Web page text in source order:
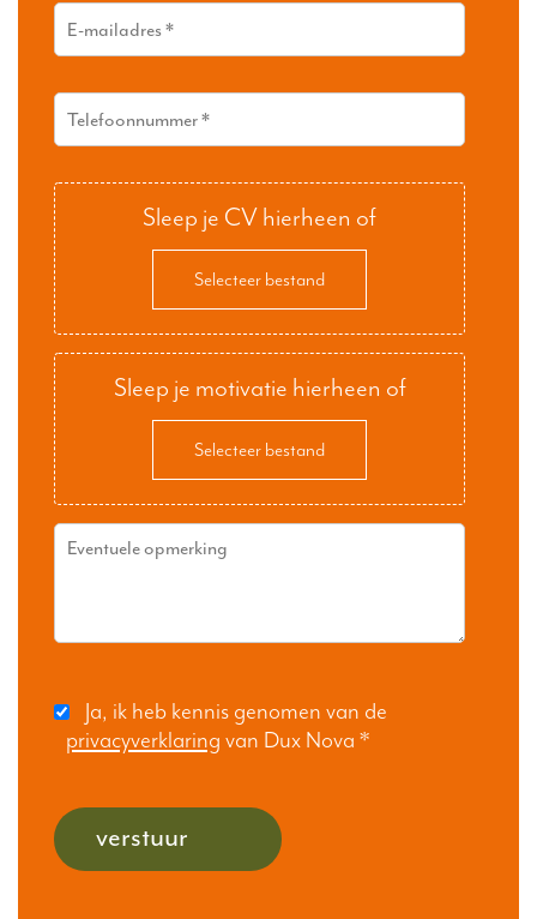
Sleep je CV hierheen of
Selecteer bestand
Sleep je motivatie hierheen of
Selecteer bestand
Ja, ik heb kennis genomen van de
privacyverklaring van Dux Nova *
verstuur